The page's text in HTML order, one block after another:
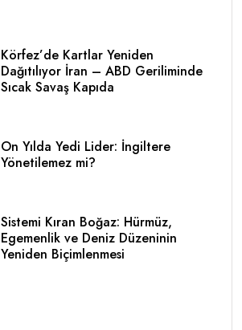
Körfez’de Kartlar Yeniden
Dağıtılıyor İran – ABD Geriliminde
Sıcak Savaş Kapıda
On Yılda Yedi Lider: İngiltere
Yönetilemez mi?
Sistemi Kıran Boğaz: Hürmüz,
Egemenlik ve Deniz Düzeninin
Yeniden Biçimlenmesi